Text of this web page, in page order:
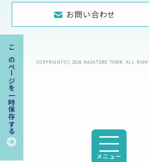
メニュー
このページを一時保存する
お問い合わせ
COPYRIGHT(C) 2026 NAGATORO TOWN. ALL